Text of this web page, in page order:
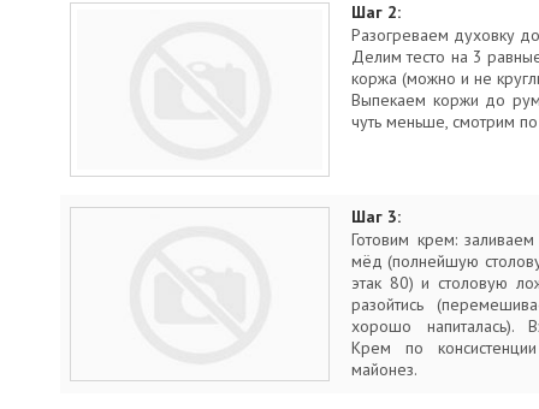
Шаг 2:
Разогреваем духовку
Делим тесто на 3
коржа (можно и не
Выпекаем коржи до
чуть меньше, смотрим
Шаг 3:
Готовим крем:
мёд (полнейшую
этак 80) и столовую
разойтись
хорошо напиталась).
Крем по
майонез.